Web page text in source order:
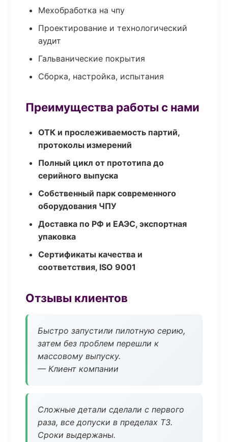
Мехобработка на чпу
Проектирование и технологический
аудит
Гальванические покрытия
Сборка, настройка, испытания
Преимущества работы с нами
ОТК и прослеживаемость партий,
протоколы измерений
Полный цикл от прототипа до
серийного выпуска
Собственный парк современного
оборудования ЧПУ
Доставка по РФ и ЕАЭС, экспортная
упаковка
Сертификаты качества и
соответствия, ISO 9001
Отзывы клиентов
Быстро запустили пилотную серию,
затем без проблем перешли к
массовому выпуску.
— Клиент компании
Сложные детали сделали с первого
раза, все допуски в пределах ТЗ.
Сроки выдержаны.